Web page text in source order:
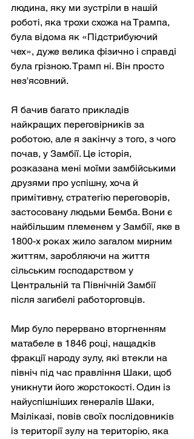
людина, яку ми зустріли в нашій
роботі, яка трохи схожа на Трампа,
була відома як «Підстрибуючий
чех», дуже велика фізично і справді
була грізною. Трамп ні. Він просто
нез'ясовний.
Я бачив багато прикладів
найкращих переговірників за
роботою, але я закінчу з того, з чого
почав, у Замбії. Це історія,
розказана мені моїми замбійськими
друзями про успішну, хоча й
примітивну, стратегію переговорів,
застосовану людьми Бемба. Вони є
найбільшим племенем у Замбії, яке в
1800-х роках жило загалом мирним
життям, заробляючи на життя
сільським господарством у
Центральній та Північній Замбії
після загибелі работорговців.
Мир було перервано вторгненням
матабеле в 1846 році, нащадків
фракції народу зулу, які втекли на
північ під час правління Шаки, щоб
уникнути його жорстокості. Один із
найуспішніших генералів Шаки,
Мзіліказі, повів своїх послідовників
із території зулу на територію, яка